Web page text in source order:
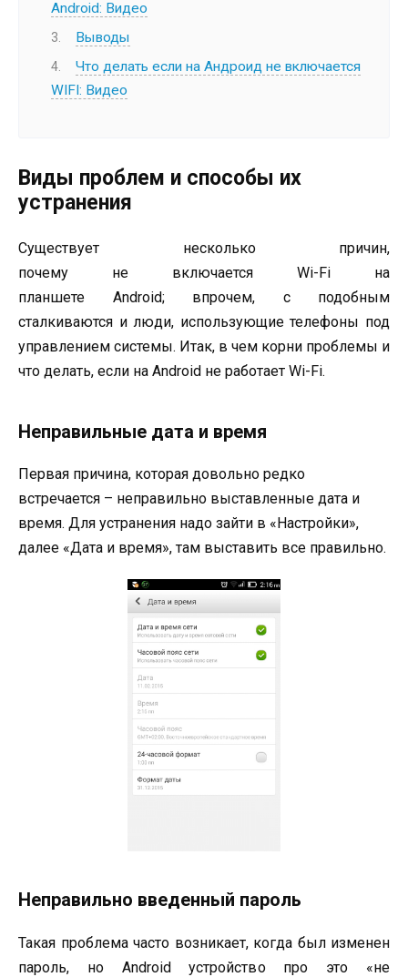
Android: Видео
Выводы
Что делать если на Андроид не включается
WIFI: Видео
Виды проблем и способы их
устранения
Существует несколько причин,
почему не включается Wi-Fi на
планшете Android; впрочем, с подобным
сталкиваются и люди, использующие телефоны под
управлением системы. Итак, в чем корни проблемы и
что делать, если на Аndroid не работает Wi-Fi.
Неправильные дата и время
Первая причина, которая довольно редко
встречается – неправильно выставленные дата и
время. Для устранения надо зайти в «Настройки»,
далее «Дата и время», там выставить все правильно.
Неправильно введенный пароль
Такая проблема часто возникает, когда был изменен
пароль, но Android устройство про это «не